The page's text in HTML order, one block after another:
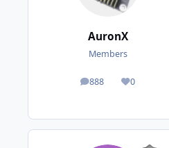
AuronX
Members
888
posts 0
Reputation